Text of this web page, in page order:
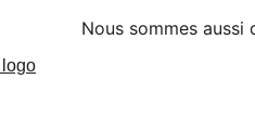
Nous sommes